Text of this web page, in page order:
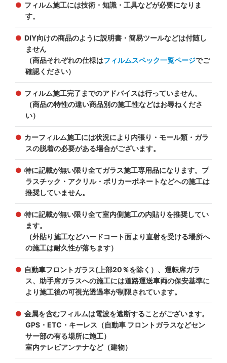
フィルム施工には技術・知識・工具などが必要になりま
す。
DIY向けの商品のように説明書・簡易ツールなどは付随し
ません
（商品それぞれの仕様はフィルムスペック一覧ページでご
確認ください）
フィルム施工完了までのアドバイスは行っていません。
（商品の特性の違い商品別の施工性などはお尋ねくださ
い）
カーフィルム施工には状況により内張り・モール類・ガラ
スの脱着の必要がある場合がございます。
特に記載が無い限り全てガラス施工専用品になります。プ
ラスチック・アクリル・ポリカーポネートなどへの施工は
推奨していません。
特に記載が無い限り全て室内側施工の内貼りを推奨してい
ます。
（外貼り施工などハードコート面より直射を受ける場所へ
の施工は耐久性が落ちます）
自動車フロントガラス(上部20％を除く）、運転席ガラ
ス、助手席ガラスへの施工には道路運送車両の保安基準に
より施工後の可視光透過率が制限されています。
金属を含むフィルムは電波を遮断することがございます。
GPS・ETC・キーレス（自動車 フロントガラスなどセン
サー部の有る場所に施工）
室内テレビアンテナなど（建物）